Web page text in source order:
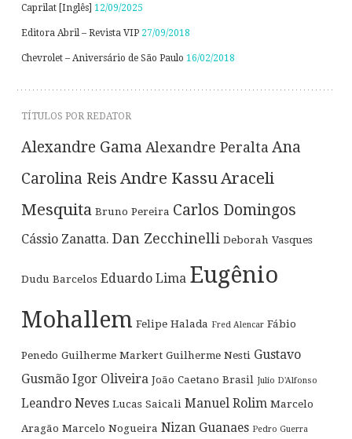
Caprilat [Inglês] 12/09/2025
Editora Abril – Revista VIP 27/09/2018
Chevrolet – Aniversário de São Paulo 16/02/2018
TÍTULOS POR REDATOR
Alexandre Gama Alexandre Peralta Ana
Carolina Reis Andre KassuAraceli
Mesquita Bruno Pereira Carlos Domingos
Cássio Zanatta. Dan Zecchinelli Deborah Vasques
Dudu Barcelos Eduardo Lima Eugênio
Mohallem Felipe Halada Fred Alencar Fábio
Penedo Guilherme Markert Guilherme Nesti Gustavo
Gusmão Igor Oliveira João Caetano Brasil Julio D'Alfonso
Leandro Neves Lucas Saicali Manuel Rolim Marcelo
Aragão Marcelo Nogueira Nizan Guanaes Pedro Guerra